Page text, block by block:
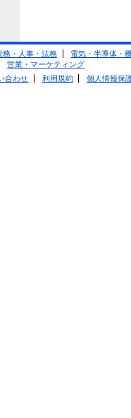
務・人事・法務
電気・半導体・
営業・マーケティング
合わせ 利用規約 個人情報保